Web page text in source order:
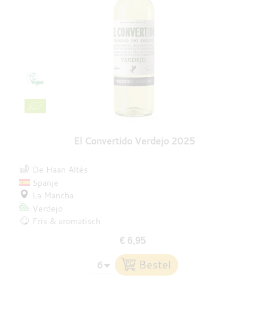
El Convertido Verdejo 2025
De Haan Altés
Spanje
La Mancha
Verdejo
Fris & aromatisch
€ 6,95